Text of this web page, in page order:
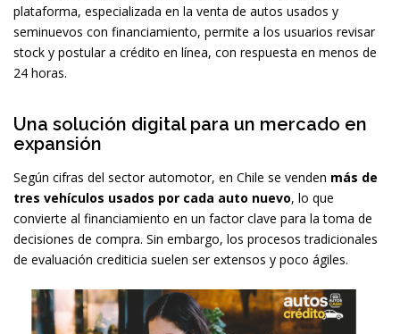
plataforma, especializada en la venta de autos usados y
seminuevos con financiamiento, permite a los usuarios revisar
stock y postular a crédito en línea, con respuesta en menos de
24 horas.
Una solución digital para un mercado en
expansión
Según cifras del sector automotor, en Chile se venden más de
tres vehículos usados por cada auto nuevo, lo que
convierte al financiamiento en un factor clave para la toma de
decisiones de compra. Sin embargo, los procesos tradicionales
de evaluación crediticia suelen ser extensos y poco ágiles.